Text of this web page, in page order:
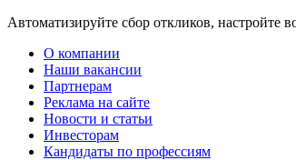
Автоматизируйте сбор откликов, настройте
О компании
Наши вакансии
Партнерам
Реклама на сайте
Новости и статьи
Инвесторам
Кандидаты по профессиям